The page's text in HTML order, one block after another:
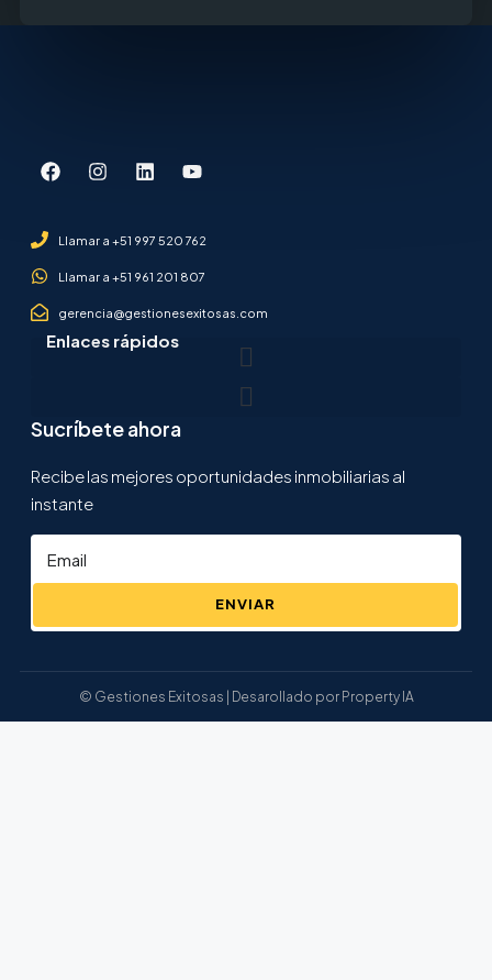
Llamar a +51 997 520 762
Llamar a +51 961 201 807
gerencia@gestionesexitosas.com
Enlaces rápidos
Sucríbete ahora
Recibe las mejores oportunidades inmobiliarias al
instante
ENVIAR
© Gestiones Exitosas | Desarollado por Property IA